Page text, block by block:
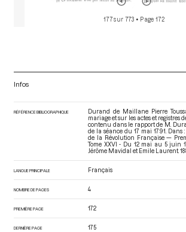
177 sur 773 • Page 172
Infos
RÉFÉRENCE BIBLIOGRAPHIQUE
Durand de Maillane Pierre
mariage et sur les actes et registres
contenu dans le rapport de M.
de la séance du 17 mai 1791.
de la Révolution Française —
Tome XXVI - Du 12 mai au 5 juin
Jérôme Mavidal et Emile Laurent.
LANGUE PRINCIPALE Français
NOMBRE DE PAGES 4
PREMIÈRE PAGE 172
DERNIÈRE PAGE 175